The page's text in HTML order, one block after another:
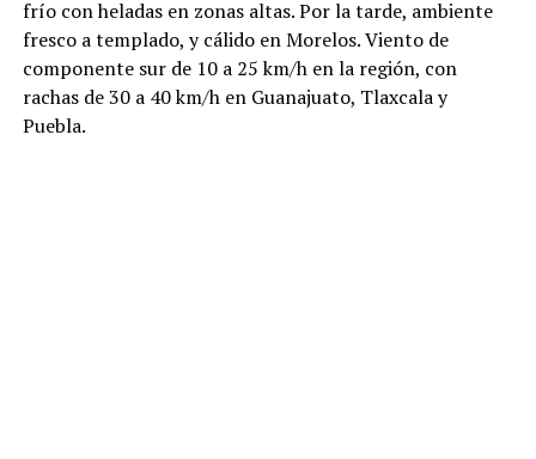
frío con heladas en zonas altas. Por la tarde, ambiente
fresco a templado, y cálido en Morelos. Viento de
componente sur de 10 a 25 km/h en la región, con
rachas de 30 a 40 km/h en Guanajuato, Tlaxcala y
Puebla.